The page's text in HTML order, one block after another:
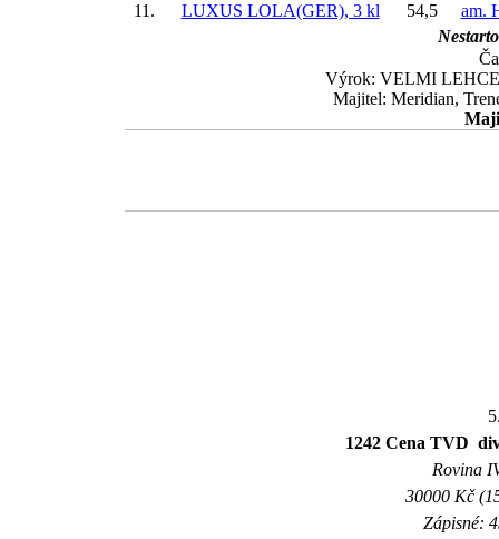
11.
LUXUS LOLA(GER), 3 kl 54,5
am.
Výrok: VELMI LEHCE
Majitel: Meridian,
1242 Cena TVD 
Rovina
30000 Kč
Zápisné: